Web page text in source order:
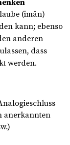
(īmān)
kann; ebenso
anderen
dass
werden.
anerkannten